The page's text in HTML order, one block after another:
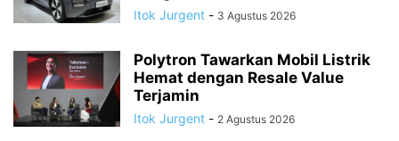
Itok Jurgent - 3 Agustus 2026
Polytron Tawarkan Mobil Listrik
Hemat dengan Resale Value
Terjamin
Itok Jurgent - 2 Agustus 2026